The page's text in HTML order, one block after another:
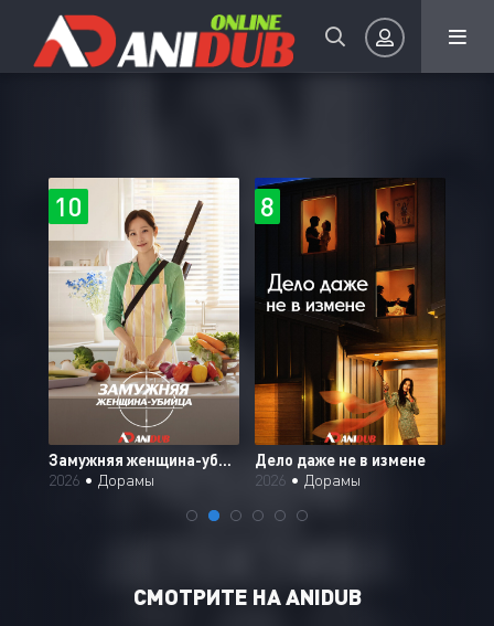
Запомнить
ВОЙТИ НА САЙТ
Регистрация Восстановить пароль
Или войти через
10
Замужняя женщина-убийца
2026 • Дорамы
8
Дело даже не в измене
2026 • Дорамы
CМОТРИТЕ НА ANIDUB